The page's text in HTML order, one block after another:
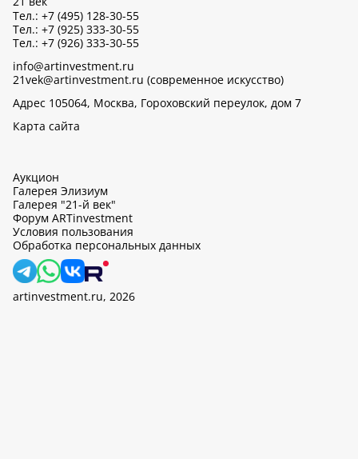
Тел.: +7 (495) 128-30-55
Тел.: +7 (925) 333-30-55
Тел.: +7 (926) 333-30-55
info@artinvestment.ru
21vek@artinvestment.ru (современное искусство)
Адрес 105064, Москва, Гороховский переулок, дом 7
Карта сайта
Аукцион
Галерея Элизиум
Галерея "21-й век"
Форум ARTinvestment
Условия пользования
Обработка персональных данных
artinvestment.ru, 2026